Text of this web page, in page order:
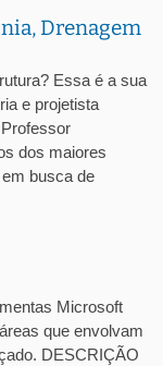
Drenagem
Essa é a sua
e projetista
dos maiores
busca de
Microsoft
que envolvam
DESCRIÇÃO